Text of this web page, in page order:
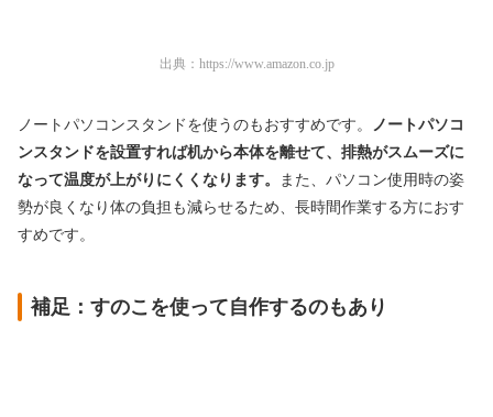
出典： https://www.amazon.co.jp
ノートパソコンスタンドを使うのもおすすめです。
ノートパソコ
ンスタンドを設置すれば机から本体を離せて、排熱がスムーズに
なって温度が上がりにくくなります。
また、パソコン使用時の姿
勢が良くなり体の負担も減らせるため、長時間作業する方におす
すめです。
補足：すのこを使って自作するのもあり